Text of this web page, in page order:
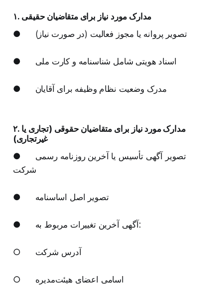
۱. مدارک مورد نیاز برای متقاضیان حقیقی
● تصویر پروانه یا مجوز فعالیت (در صورت نیاز)
● اسناد هویتی شامل شناسنامه و کارت ملی
● مدرک وضعیت نظام وظیفه برای آقایان
۲. مدارک مورد نیاز برای متقاضیان حقوقی (تجاری یا
غیرتجاری)
● تصویر آگهی تأسیس یا آخرین روزنامه رسمی
شرکت
● تصویر اصل اساسنامه
● آگهی آخرین تغییرات مربوط به:
○ آدرس شرکت
○ اسامی اعضای هیئت‌مدیره